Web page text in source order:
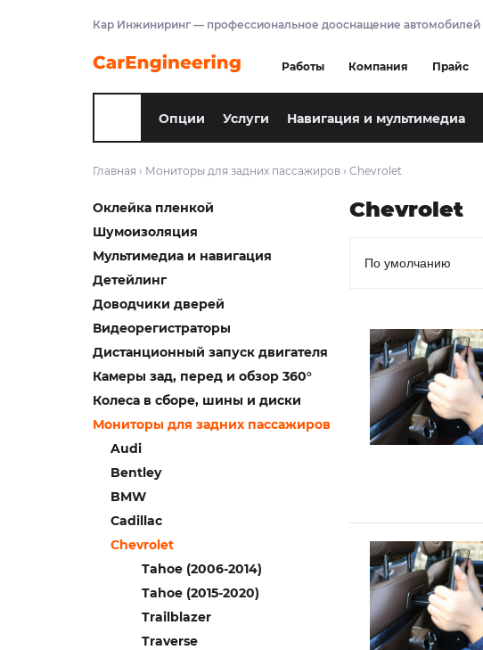
Кар Инжиниринг — профессиональное дооснащение автомобилей
Работы Компания Прайс
Опции Услуги Навигация и мультимедиа
Главная › Мониторы для задних пассажиров › Chevrolet
Оклейка пленкой
Шумоизоляция
Мультимедиа и навигация
Детейлинг
Доводчики дверей
Видеорегистраторы
Дистанционный запуск двигателя
Камеры зад, перед и обзор 360°
Колеса в сборе, шины и диски
Мониторы для задних пассажиров
Audi
Bentley
BMW
Cadillac
Chevrolet
Tahoe (2006-2014)
Tahoe (2015-2020)
Trailblazer
Traverse
Chevrolet